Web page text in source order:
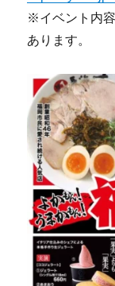
※イベント内
あります。